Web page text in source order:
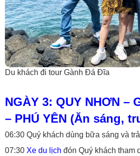
Du khách đi tour Gành Đá Đĩa
NGÀY 3: QUY NHƠN –
– PHÚ YÊN (Ăn sáng,
06:30 Quý khách dùng bữa sáng và
07:30 Xe du lịch đón Quý khách tham